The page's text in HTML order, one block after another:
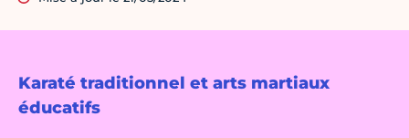
Karaté traditionnel et arts martiaux
éducatifs